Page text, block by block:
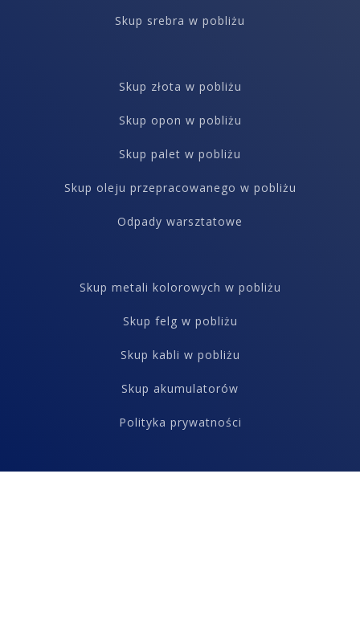
Skup srebra w pobliżu
Skup złota w pobliżu
Skup opon w pobliżu
Skup palet w pobliżu
Skup oleju przepracowanego w pobliżu
Odpady warsztatowe
Skup metali kolorowych w pobliżu
Skup felg w pobliżu
Skup kabli w pobliżu
Skup akumulatorów
Polityka prywatności